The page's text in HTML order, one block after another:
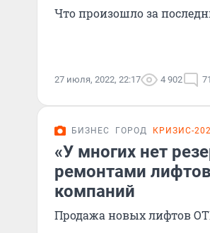
Что произошло за
27 июля, 2022, 22:17 4 902 71
БИЗНЕС ГОРОД КРИЗИС-
«У многих нет
ремонтами
компаний
Продажа новых лифтов